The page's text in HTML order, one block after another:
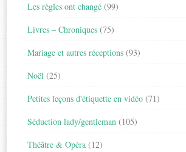
Les règles ont changé (99)
Livres – Chroniques (75)
Mariage et autres réceptions (93)
Noël (25)
Petites leçons d'étiquette en vidéo (71)
Séduction lady/gentleman (105)
Théâtre & Opéra (12)